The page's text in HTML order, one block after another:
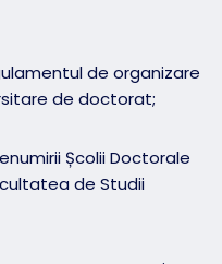
de organizare
de doctorat;
Școlii Doctorale
de Studii